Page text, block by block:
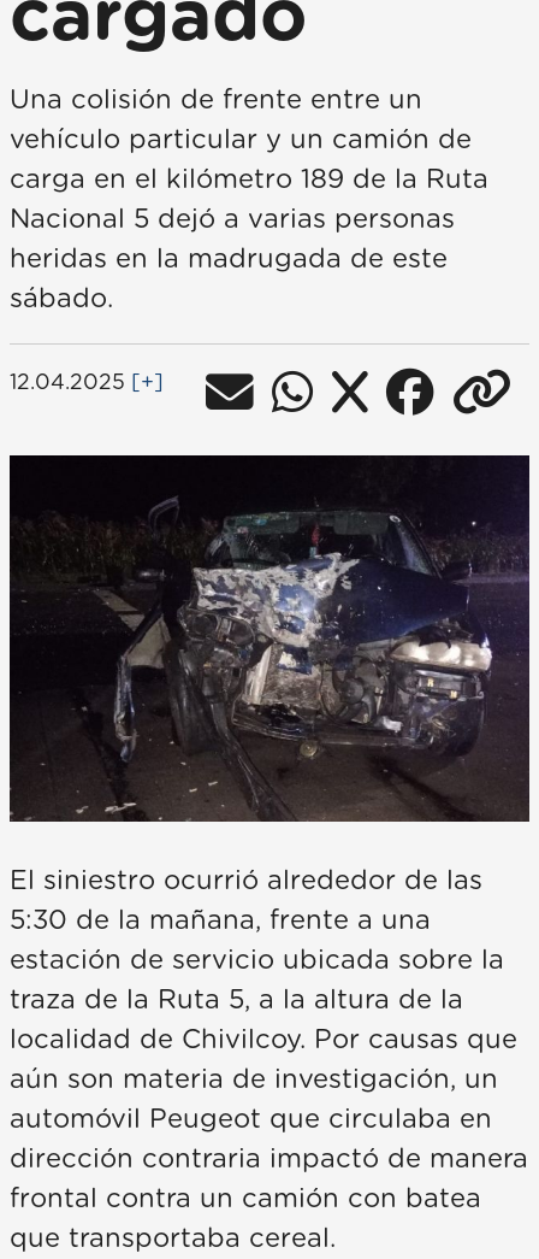
cargado
Una colisión de frente entre un
vehículo particular y un camión de
carga en el kilómetro 189 de la Ruta
Nacional 5 dejó a varias personas
heridas en la madrugada de este
sábado.
12.04.2025 [+]
El siniestro ocurrió alrededor de las
5:30 de la mañana, frente a una
estación de servicio ubicada sobre la
traza de la Ruta 5, a la altura de la
localidad de Chivilcoy. Por causas que
aún son materia de investigación, un
automóvil Peugeot que circulaba en
dirección contraria impactó de manera
frontal contra un camión con batea
que transportaba cereal.